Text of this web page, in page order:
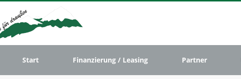
Start Finanzierung / Leasing Partner